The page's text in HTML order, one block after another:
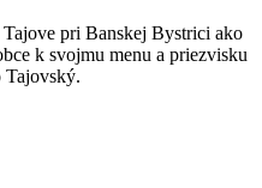
pri Banskej Bystrici ako
k svojmu menu a priezvisku
Tajovský.